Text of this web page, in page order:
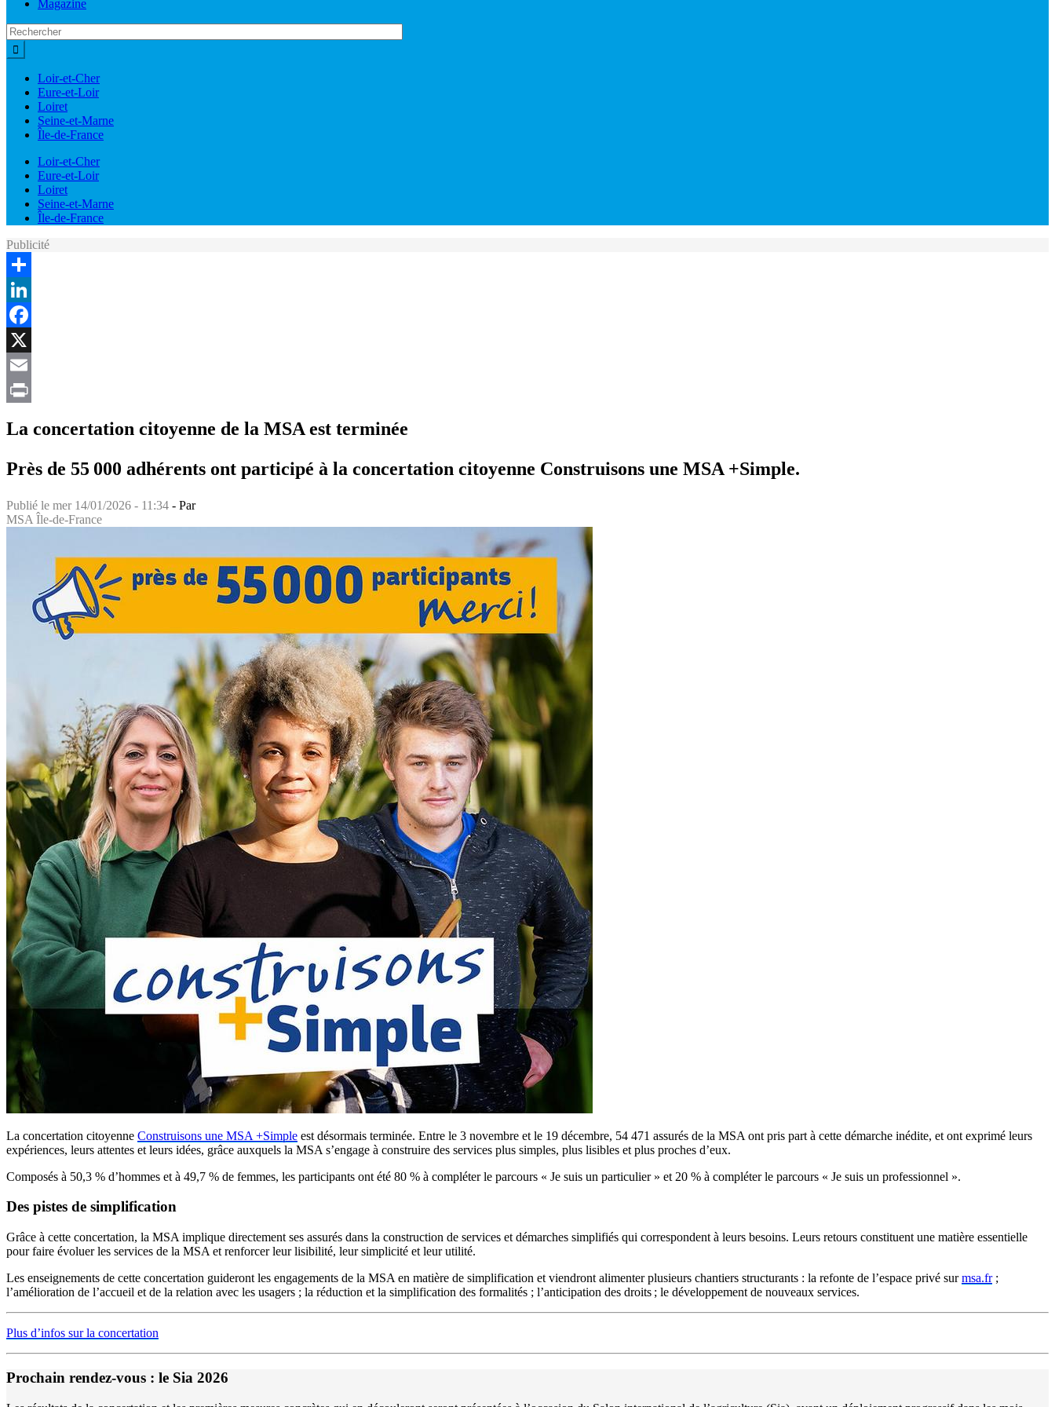
Magazine
Loir-et-Cher
Eure-et-Loir
Loiret
Seine-et-Marne
Île-de-France
Loir-et-Cher
Eure-et-Loir
Loiret
Seine-et-Marne
Île-de-France
Publicité
Share
LinkedIn
Facebook
X
Email
La concertation citoyenne de la MSA est terminée
Près de 55 000 adhérents ont participé à la concertation citoyenne Construisons une MSA +Simple.
Publié le mer 14/01/2026 - 11:34 - Par
MSA Île-de-France
La concertation citoyenne Construisons une MSA +Simple est désormais terminée. Entre le 3 novembre et le 19 décembre, 54 471 assurés de la MSA ont pris part à cette démarche inédite, et ont exprimé leurs
expériences, leurs attentes et leurs idées, grâce auxquels la MSA s’engage à construire des services plus simples, plus lisibles et plus proches d’eux.
Composés à 50,3 % d’hommes et à 49,7 % de femmes, les participants ont été 80 % à compléter le parcours « Je suis un particulier » et 20 % à compléter le parcours « Je suis un professionnel ».
Des pistes de simplification
Grâce à cette concertation, la MSA implique directement ses assurés dans la construction de services et démarches simplifiés qui correspondent à leurs besoins. Leurs retours constituent une matière essentielle
pour faire évoluer les services de la MSA et renforcer leur lisibilité, leur simplicité et leur utilité.
Les enseignements de cette concertation guideront les engagements de la MSA en matière de simplification et viendront alimenter plusieurs chantiers structurants : la refonte de l’espace privé surmsa.fr;
l’amélioration de l’accueil et de la relation avec les usagers ; la réduction et la simplification des formalités ; l’anticipation des droits ; le développement de nouveaux services.
Plus d’infos sur la concertation
Prochain rendez-vous : le Sia 2026